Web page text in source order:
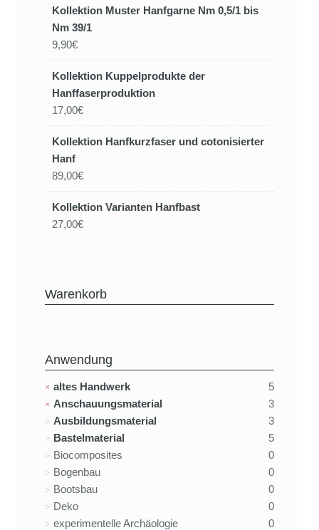
Kollektion Muster Hanfgarne Nm 0,5/1 bis
Nm 39/1
9,90€
Kollektion Kuppelprodukte der
Hanffaserproduktion
17,00€
Kollektion Hanfkurzfaser und cotonisierter
Hanf
89,00€
Kollektion Varianten Hanfbast
27,00€
Warenkorb
Anwendung
altes Handwerk
5
Anschauungsmaterial
3
Ausbildungsmaterial
3
Bastelmaterial
5
Biocomposites
0
Bogenbau
0
Bootsbau
0
Deko
0
experimentelle Archäologie
0